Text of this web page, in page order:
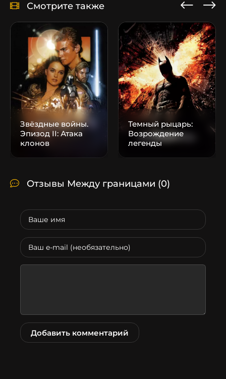
Смотрите также
Звёздные войны.
Эпизод II: Атака
клонов
Темный рыцарь:
Возрождение
легенды
Отзывы Между границами (0)
Добавить комментарий